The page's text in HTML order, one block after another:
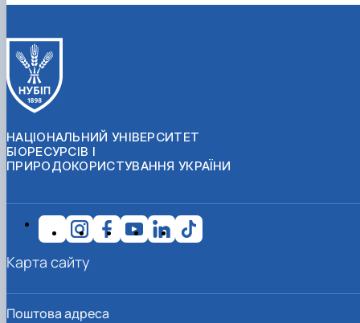
НАЦІОНАЛЬНИЙ УНІВЕРСИТЕТ
БІОРЕСУРСІВ І
ПРИРОДОКОРИСТУВАННЯ УКРАЇНИ
Поштова адреса
Карта сайту